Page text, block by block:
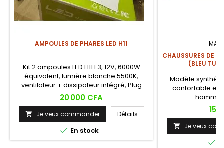
AMPOULES DE PHARES LED H11
Kit 2 ampoules LED H11 F3, 12V, 6000W
équivalent, lumière blanche 5500K,
ventilateur + dissipateur intégré, Plug
&amp; Play. Visibilité maximale pour feux
de croisement et antibrouillard.
Prix
20 000 CFA
 Je veux commander Détails
 En stock
CHAUSSURES DE
(BLEU
Modèle
confortable et
Prix
15
 Je veux
